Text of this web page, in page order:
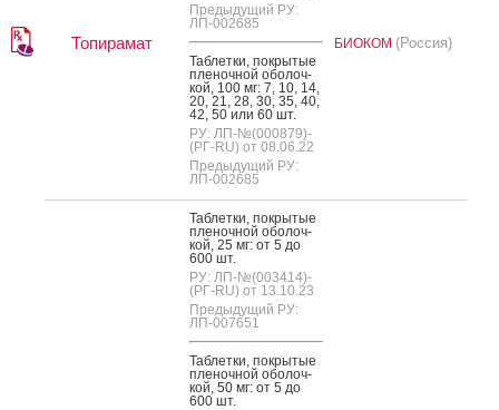
Топирамат
Предыдущий РУ:
ЛП-002685
Таб­летки, пок­ры­тые
пле­ноч­ной обо­лоч­
кой, 100 мг: 7, 10, 14,
20, 21, 28, 30, 35, 40,
42, 50 или 60 шт.
РУ: ЛП-№(000879)-
(РГ-RU) от 08.06.22
Предыдущий РУ:
ЛП-002685
БИОКОМ (Россия)
Таб­летки, пок­ры­тые
пле­ноч­ной обо­лоч­
кой, 25 мг: от 5 до
600 шт.
РУ: ЛП-№(003414)-
(РГ-RU) от 13.10.23
Предыдущий РУ:
ЛП-007651
Таб­летки, пок­ры­тые
пле­ноч­ной обо­лоч­
кой, 50 мг: от 5 до
600 шт.